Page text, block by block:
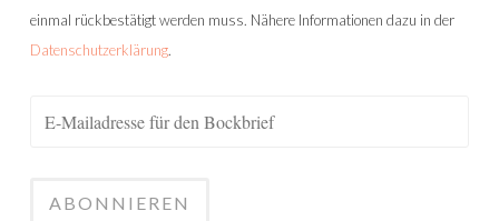
einmal rückbestätigt werden muss. Nähere Informationen dazu in der
Datenschutzerklärung.